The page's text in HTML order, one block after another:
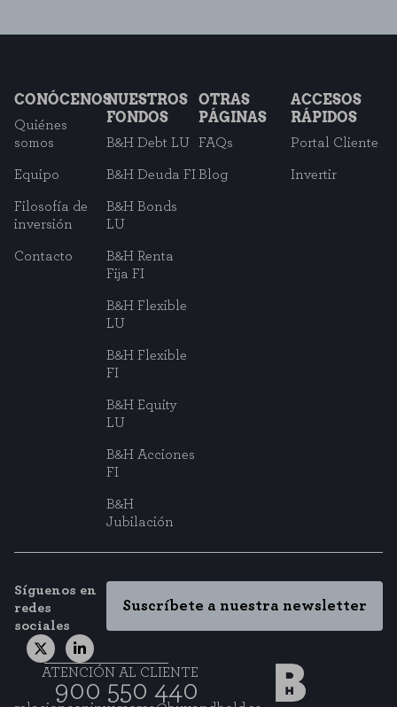
CONÓCENOS
Quiénes
somos
Equipo
Filosofía de
inversión
Contacto
NUESTROS
FONDOS
B&H Debt LU
B&H Deuda FI
B&H Bonds
LU
B&H Renta
Fija FI
B&H Flexible
LU
B&H Flexible
FI
B&H Equity
LU
B&H Acciones
FI
B&H
Jubilación
OTRAS
PÁGINAS
FAQs
Blog
ACCESOS
RÁPIDOS
Portal Cliente
Invertir
Síguenos en
redes
sociales
Suscríbete a nuestra newsletter
ATENCIÓN AL CLIENTE
900 550 440